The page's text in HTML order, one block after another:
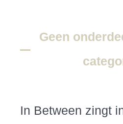
Geen
In Between zingt